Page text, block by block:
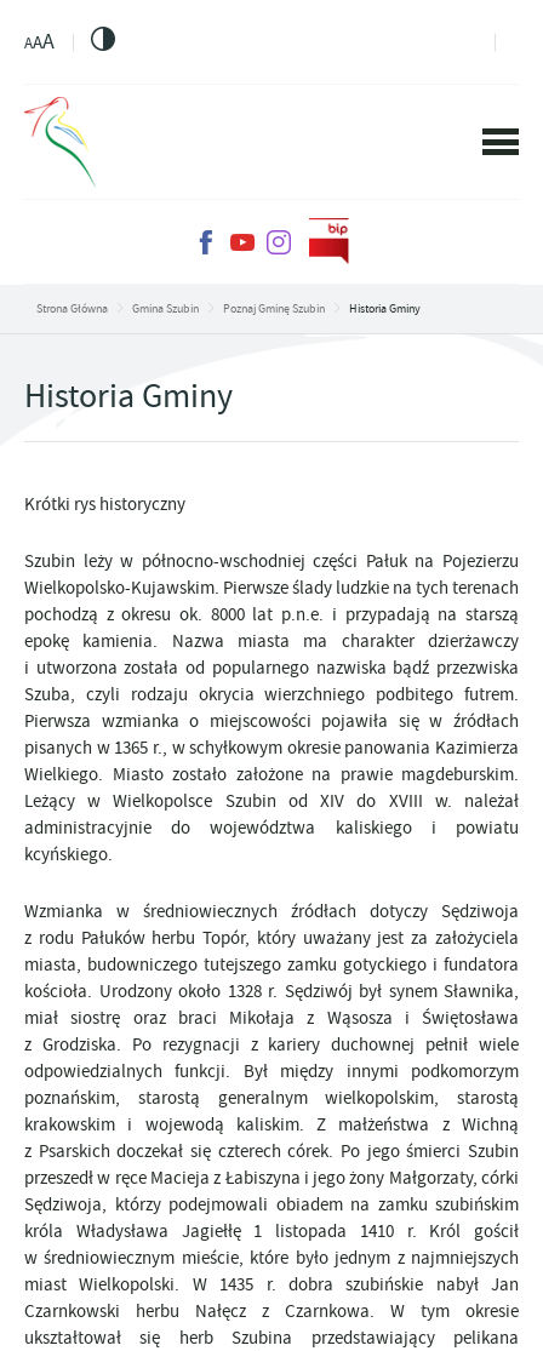
AAA
Strona Główna Gmina Szubin Poznaj Gminę Szubin Historia Gminy
Historia Gminy
Krótki rys historyczny
Szubin leży w północno-wschodniej części Pałuk na Pojezierzu
Wielkopolsko-Kujawskim. Pierwsze ślady ludzkie na tych terenach
pochodzą z okresu ok. 8000 lat p.n.e. i przypadają na starszą
epokę kamienia. Nazwa miasta ma charakter dzierżawczy
i utworzona została od popularnego nazwiska bądź przezwiska
Szuba, czyli rodzaju okrycia wierzchniego podbitego futrem.
Pierwsza wzmianka o miejscowości pojawiła się w źródłach
pisanych w 1365 r., w schyłkowym okresie panowania Kazimierza
Wielkiego. Miasto zostało założone na prawie magdeburskim.
Leżący w Wielkopolsce Szubin od XIV do XVIII w. należał
administracyjnie do województwa kaliskiego i powiatu
kcyńskiego.
Wzmianka w średniowiecznych źródłach dotyczy Sędziwoja
z rodu Pałuków herbu Topór, który uważany jest za założyciela
miasta, budowniczego tutejszego zamku gotyckiego i fundatora
kościoła. Urodzony około 1328 r. Sędziwój był synem Sławnika,
miał siostrę oraz braci Mikołaja z Wąsosza i Świętosława
z Grodziska. Po rezygnacji z kariery duchownej pełnił wiele
odpowiedzialnych funkcji. Był między innymi podkomorzym
poznańskim, starostą generalnym wielkopolskim, starostą
krakowskim i wojewodą kaliskim. Z małżeństwa z Wichną
z Psarskich doczekał się czterech córek. Po jego śmierci Szubin
przeszedł w ręce Macieja z Łabiszyna i jego żony Małgorzaty, córki
Sędziwoja, którzy podejmowali obiadem na zamku szubińskim
króla Władysława Jagiełłę 1 listopada 1410 r. Król gościł
w średniowiecznym mieście, które było jednym z najmniejszych
miast Wielkopolski. W 1435 r. dobra szubińskie nabył Jan
Czarnkowski herbu Nałęcz z Czarnkowa. W tym okresie
ukształtował się herb Szubina przedstawiający pelikana